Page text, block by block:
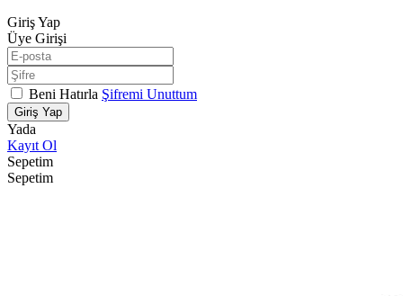
Giriş Yap
Üye Girişi
Beni Hatırla Şifremi Unuttum
Giriş Yap
Yada
Kayıt Ol
Sepetim
Sepetim